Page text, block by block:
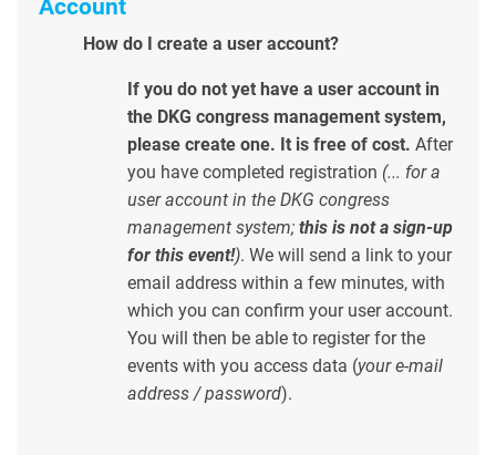
Account
How do I create a user account?
If you do not yet have a user account in
the DKG congress management system,
please create one. It is free of cost. After
you have completed registration (... for a
user account in the DKG congress
management system; this is not a sign-up
for this event!). We will send a link to your
email address within a few minutes, with
which you can confirm your user account.
You will then be able to register for the
events with you access data (your e-mail
address / password).